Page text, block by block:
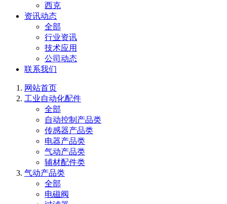
西克
资讯动态
全部
行业资讯
技术应用
公司动态
联系我们
网站首页
工业自动化配件
全部
自动控制产品类
传感器产品类
电器产品类
气动产品类
辅材配件类
气动产品类
全部
电磁阀